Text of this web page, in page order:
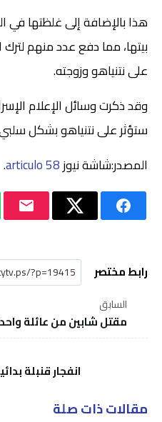
هذا بالإضافة إلى غلظتها
بيتها، مما دفع عدد منهم
على نتنياهو وزوجته.
وقد ذكرت وسائل الإعلام
ستؤثر على نتنياهو بشكل سلبي
المصدر:شاشة نيوزarticulo 58
.
رابط مختصر
السابق
مقتل شابين من عائلة
انفجار قنبلة
مقالات ذات صلة